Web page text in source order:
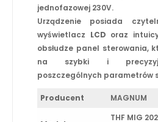
jednofazowej 230V.
Urządzenie posiada
wyświetlacz LCD oraz
obsłudze panel sterowania,
na szybki i
poszczególnych parametrów
Producent MAGNUM
THF MIG